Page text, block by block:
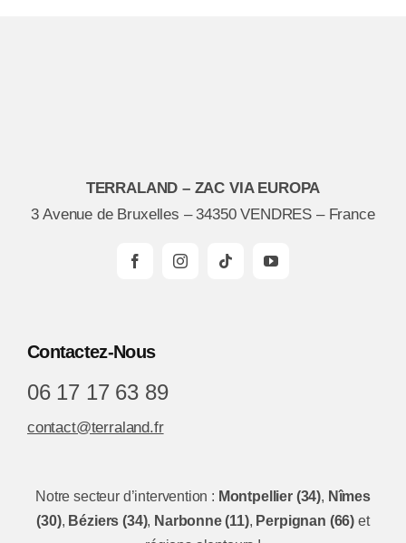
TERRALAND – ZAC VIA EUROPA
3 Avenue de Bruxelles – 34350 VENDRES – France
Contactez-Nous
06 17 17 63 89
contact@terraland.fr
Notre secteur d’intervention : Montpellier (34), Nîmes
(30), Béziers (34), Narbonne (11), Perpignan (66) et